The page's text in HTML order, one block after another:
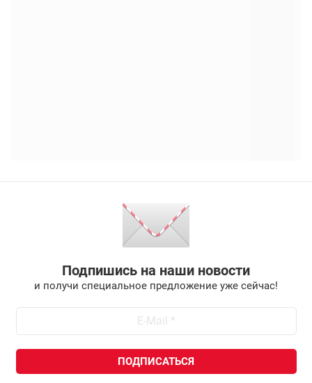
Подпишись на наши новости
и получи специальное предложение уже сейчас!